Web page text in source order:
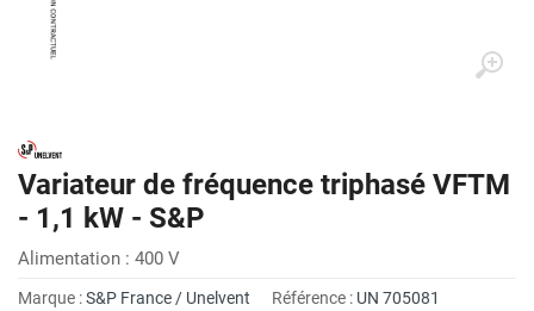
Variateur de fréquence triphasé VFTM
- 1,1 kW - S&P
Alimentation : 400 V
Marque :S&P France / Unelvent Référence : UN 705081